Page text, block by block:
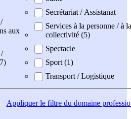
aux
Secrétariat / Assistanat
Services à la personne / à la
collectivité (5)
Spectacle
Sport (1)
Transport / Logistique
Appliquerle filtre du domaine